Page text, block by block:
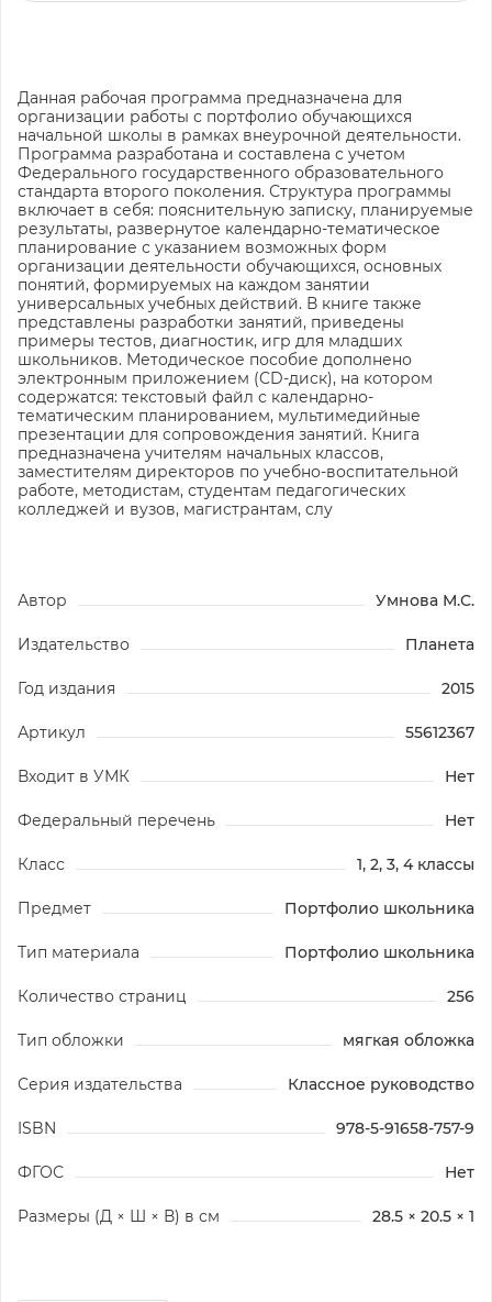
Данная рабочая программа предназначена для
организации работы с портфолио обучающихся
начальной школы в рамках внеурочной деятельности.
Программа разработана и составлена с учетом
Федерального государственного образовательного
стандарта второго поколения. Структура программы
включает в себя: пояснительную записку, планируемые
результаты, развернутое календарно-тематическое
планирование с указанием возможных форм
организации деятельности обучающихся, основных
понятий, формируемых на каждом занятии
универсальных учебных действий. В книге также
представлены разработки занятий, приведены
примеры тестов, диагностик, игр для младших
школьников. Методическое пособие дополнено
электронным приложением (CD-диск), на котором
содержатся: текстовый файл с календарно-
тематическим планированием, мультимедийные
презентации для сопровождения занятий. Книга
предназначена учителям начальных классов,
заместителям директоров по учебно-воспитательной
работе, методистам, студентам педагогических
колледжей и вузов, магистрантам, слу
Автор Умнова М.С.
Издательство Планета
Год издания 2015
Артикул 55612367
Входит в УМК Нет
Федеральный перечень Нет
Класс 1, 2, 3, 4 классы
Предмет Портфолио школьника
Тип материала Портфолио школьника
Количество страниц 256
Тип обложки мягкая обложка
Серия издательства Классное руководство
ISBN 978-5-91658-757-9
ФГОС Нет
Размеры (Д × Ш × В) в см 28.5 × 20.5 × 1